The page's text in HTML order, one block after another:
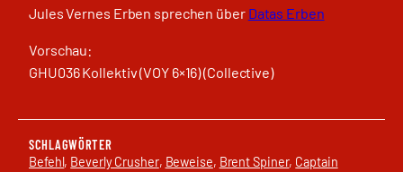
Jules Vernes Erben sprechen über Datas Erben
Vorschau:
GHU036 Kollektiv (VOY 6×16) (Collective)
SCHLAGWÖRTER
Befehl, Beverly Crusher, Beweise, Brent Spiner, Captain